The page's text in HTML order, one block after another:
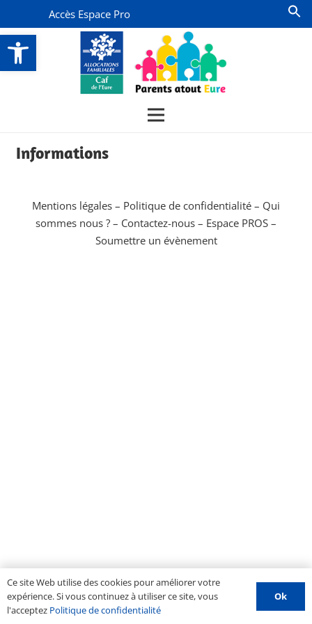
Ouvrir la barre d’outils
Accès Espace Pro
Informations
Mentions légales – Politique de confidentialité – Qui
sommes nous ? – Contactez-nous – Espace PROS –
Soumettre un évènement
Ce site Web utilise des cookies pour améliorer votre
expérience. Si vous continuez à utiliser ce site, vous
l'acceptez Politique de confidentialité
Ok